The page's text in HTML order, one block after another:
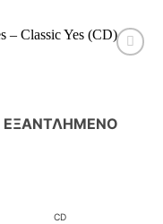
ΕΞΑΝΤΛΗΜΈΝΟ
CD